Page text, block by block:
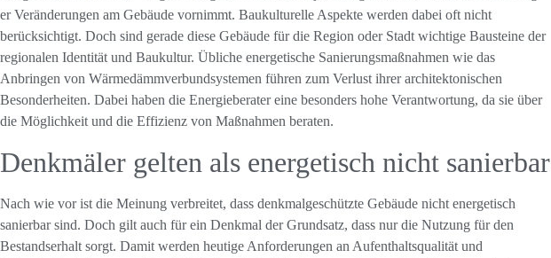
er Veränderungen am Gebäude vornimmt. Baukulturelle Aspekte werden dabei oft nicht
berücksichtigt. Doch sind gerade diese Gebäude für die Region oder Stadt wichtige Bausteine der
regionalen Identität und Baukultur. Übliche energetische Sanierungsmaßnahmen wie das
Anbringen von Wärmedämmverbundsystemen führen zum Verlust ihrer architektonischen
Besonderheiten. Dabei haben die Energieberater eine besonders hohe Verantwortung, da sie über
die Möglichkeit und die Effizienz von Maßnahmen beraten.
Denkmäler gelten als energetisch nicht sanierbar
Nach wie vor ist die Meinung verbreitet, dass denkmalgeschützte Gebäude nicht energetisch
sanierbar sind. Doch gilt auch für ein Denkmal der Grundsatz, dass nur die Nutzung für den
Bestandserhalt sorgt. Damit werden heutige Anforderungen an Aufenthaltsqualität und